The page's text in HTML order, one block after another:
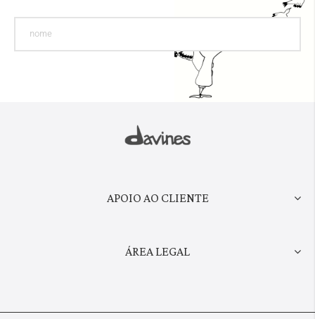
APOIO AO CLIENTE
ÁREA LEGAL